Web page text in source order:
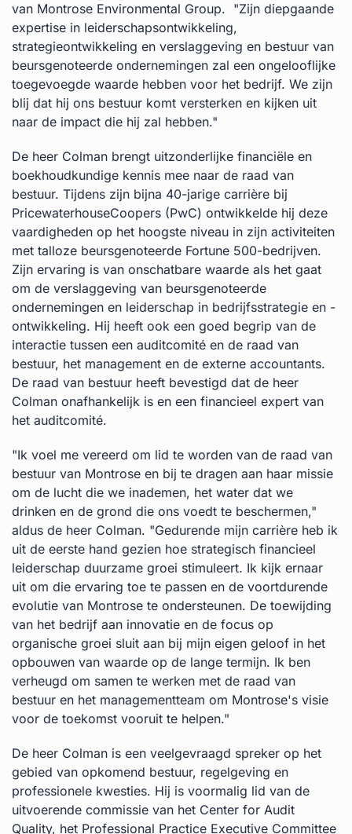
van Montrose Environmental Group. "Zijn diepgaande
expertise in leiderschapsontwikkeling,
strategieontwikkeling en verslaggeving en bestuur van
beursgenoteerde ondernemingen zal een ongelooflijke
toegevoegde waarde hebben voor het bedrijf. We zijn
blij dat hij ons bestuur komt versterken en kijken uit
naar de impact die hij zal hebben."
De heer Colman brengt uitzonderlijke financiële en
boekhoudkundige kennis mee naar de raad van
bestuur. Tijdens zijn bijna 40-jarige carrière bij
PricewaterhouseCoopers (PwC) ontwikkelde hij deze
vaardigheden op het hoogste niveau in zijn activiteiten
met talloze beursgenoteerde Fortune 500-bedrijven.
Zijn ervaring is van onschatbare waarde als het gaat
om de verslaggeving van beursgenoteerde
ondernemingen en leiderschap in bedrijfsstrategie en -
ontwikkeling. Hij heeft ook een goed begrip van de
interactie tussen een auditcomité en de raad van
bestuur, het management en de externe accountants.
De raad van bestuur heeft bevestigd dat de heer
Colman onafhankelijk is en een financieel expert van
het auditcomité.
"Ik voel me vereerd om lid te worden van de raad van
bestuur van Montrose en bij te dragen aan haar missie
om de lucht die we inademen, het water dat we
drinken en de grond die ons voedt te beschermen,"
aldus de heer Colman. "Gedurende mijn carrière heb ik
uit de eerste hand gezien hoe strategisch financieel
leiderschap duurzame groei stimuleert. Ik kijk ernaar
uit om die ervaring toe te passen en de voortdurende
evolutie van Montrose te ondersteunen. De toewijding
van het bedrijf aan innovatie en de focus op
organische groei sluit aan bij mijn eigen geloof in het
opbouwen van waarde op de lange termijn. Ik ben
verheugd om samen te werken met de raad van
bestuur en het managementteam om Montrose's visie
voor de toekomst vooruit te helpen."
De heer Colman is een veelgevraagd spreker op het
gebied van opkomend bestuur, regelgeving en
professionele kwesties. Hij is voormalig lid van de
uitvoerende commissie van het Center for Audit
Quality, het Professional Practice Executive Committee